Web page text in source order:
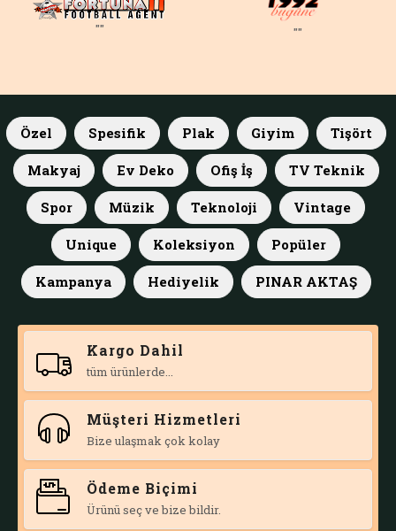
"" ""
Özel Spesifik Plak Giyim Tişört
Makyaj Ev Deko Ofiş İş TV Teknik
Spor Müzik Teknoloji Vintage
Unique Koleksiyon Popüler
Kampanya Hediyelik PINAR AKTAŞ
Kargo Dahil
tüm ürünlerde...
Müşteri Hizmetleri
Bize ulaşmak çok kolay
Ödeme Biçimi
Ürünü seç ve bize bildir.